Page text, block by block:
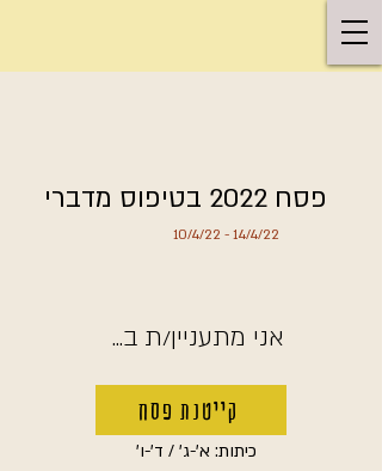
פסח 2022 בטיפוס מדברי
10/4/22 - 14/4/22
...אני מתעניין/ת ב
קייטנת פסח
כיתות: א'-ג' / ד'-ו'